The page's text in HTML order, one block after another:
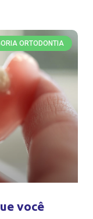
ORTODONTIA
você